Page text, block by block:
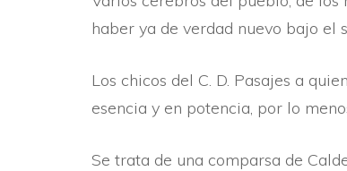
haber ya de verdad nuevo bajo el
Los chicos del C. D. Pasajes a
esencia y en potencia, por lo
Se trata de una comparsa de